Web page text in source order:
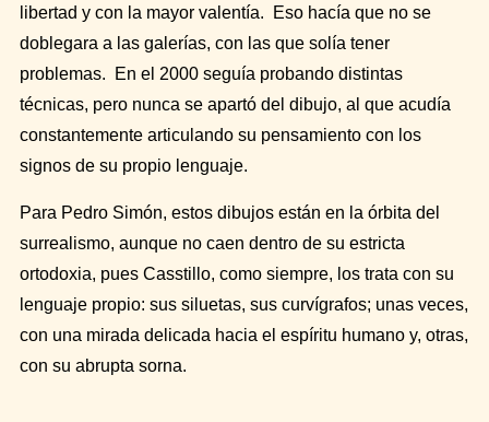
libertad y con la mayor valentía. Eso hacía que no se
doblegara a las galerías, con las que solía tener
problemas. En el 2000 seguía probando distintas
técnicas, pero nunca se apartó del dibujo, al que acudía
constantemente articulando su pensamiento con los
signos de su propio lenguaje.
Para Pedro Simón, estos dibujos están en la órbita del
surrealismo, aunque no caen dentro de su estricta
ortodoxia, pues Casstillo, como siempre, los trata con su
lenguaje propio: sus siluetas, sus curvígrafos; unas veces,
con una mirada delicada hacia el espíritu humano y, otras,
con su abrupta sorna.